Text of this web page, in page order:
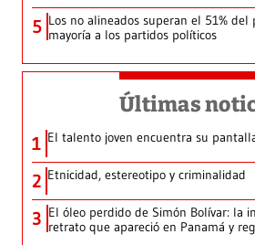
5 Los no alineados superan el 51%
mayoría a los partidos políticos
Últimas
1 El talento joven encuentra su
2 Etnicidad, estereotipo y criminalidad
3 El óleo perdido de Simón Bolívar: la
retrato que apareció en Panamá y